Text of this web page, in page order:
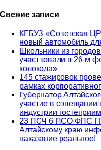
Свежие записи
КГБУЗ «Советская
новый автомобиль
Школьники из
участвовали в 26-м
колокола»
145 стажировок
рамках
Губернатор
участие в совещании
индустрии
23 ПСЧ 6 ПСО ФПС
Алтайскому краю
наказание реальное!